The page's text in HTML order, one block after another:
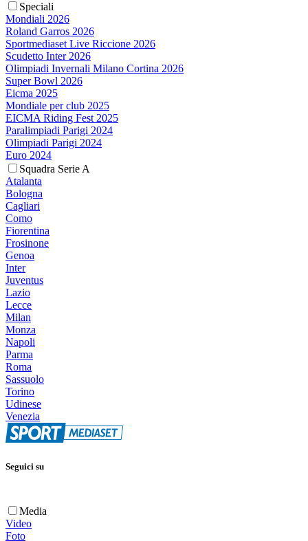
Speciali
Mondiali 2026
Roland Garros 2026
Sportmediaset Live Riccione 2026
Scudetto Inter 2026
Olimpiadi Invernali Milano Cortina 2026
Super Bowl 2026
Eicma 2025
Mondiale per club 2025
EICMA Riding Fest 2025
Paralimpiadi Parigi 2024
Olimpiadi Parigi 2024
Euro 2024
Squadra Serie A
Atalanta
Bologna
Cagliari
Como
Fiorentina
Frosinone
Genoa
Inter
Juventus
Lazio
Lecce
Milan
Monza
Napoli
Parma
Roma
Sassuolo
Torino
Udinese
Venezia
Seguici su
Media
Video
Foto